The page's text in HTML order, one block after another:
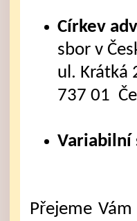
Církev
sbor v
ul. Krátká
737 01
Variabilní
Přejeme